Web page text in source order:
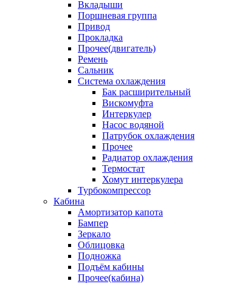
Вкладыши
Поршневая группа
Привод
Прокладка
Прочее(двигатель)
Ремень
Сальник
Система охлаждения
Бак расширительный
Вискомуфта
Интеркулер
Насос водяной
Патрубок охлаждения
Прочее
Радиатор охлаждения
Термостат
Хомут интеркулера
Турбокомпрессор
Кабина
Амортизатор капота
Бампер
Зеркало
Облицовка
Подножка
Подъём кабины
Прочее(кабина)